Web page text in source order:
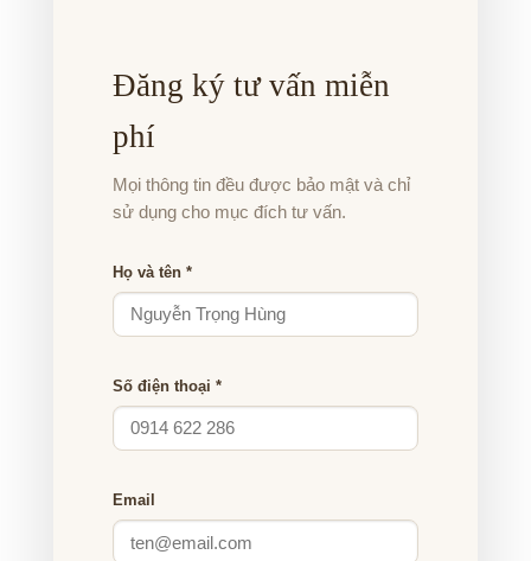
Đăng ký tư vấn miễn
phí
Mọi thông tin đều được bảo mật và chỉ
sử dụng cho mục đích tư vấn.
Họ và tên *
Số điện thoại *
Email